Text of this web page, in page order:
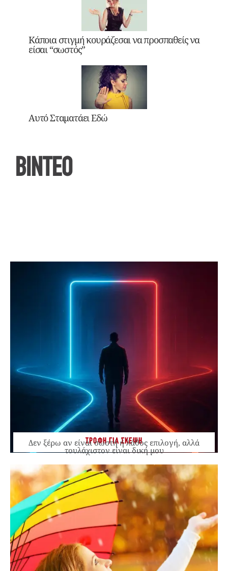
Κάποια στιγμή κουράζεσαι να προσπαθείς να
είσαι “σωστός”
Αυτό Σταματάει Εδώ
ΒΙΝΤΕΟ
ΤΡΟΦΗ ΓΙΑ ΣΚΕΨΗ
Δεν ξέρω αν είναι σωστή ή λάθος επιλογή, αλλά
τουλάχιστον είναι δική μου